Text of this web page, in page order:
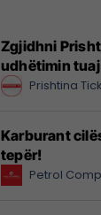
Zgjidhni
udhëtimin
Prishtina
Karburant
tepër!
Petrol